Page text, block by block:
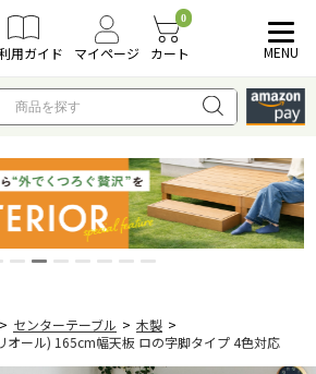
用ガイド マイページ
0
カート MENU
> センターテーブル > 木製 >
オール) 165cm幅天板 ロの字脚タイプ 4色対応